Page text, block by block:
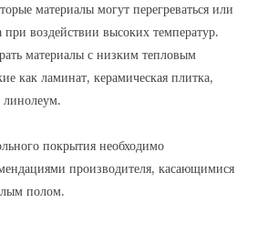
материалы могут перегреваться или
при воздействии высоких температур.
материалы с низким тепловым
как ламинат, керамическая плитка,
линолеум.
покрытия необходимо
производителя, касающимися
полом.